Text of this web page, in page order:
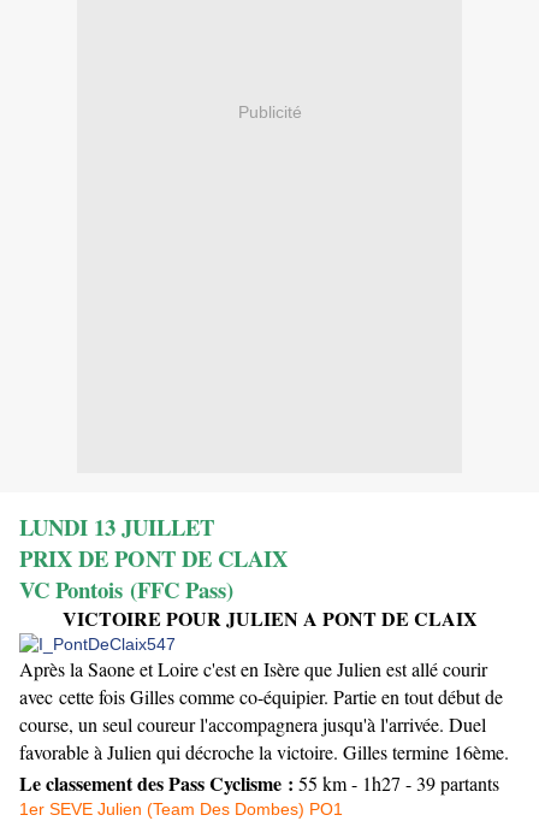
Publicité
LUNDI 13 JUILLET
PRIX DE PONT DE CLAIX
VC Pontois (FFC Pass)
VICTOIRE POUR JULIEN A PONT DE CLAIX
Après la Saone et Loire c'est en Isère que Julien est allé courir
avec cette fois Gilles comme co-équipier. Partie en tout début de
course, un seul coureur l'accompagnera jusqu'à l'arrivée. Duel
favorable à Julien qui décroche la victoire. Gilles termine 16ème.
Le classement des Pass Cyclisme : 55 km - 1h27 - 39 partants
1er SEVE Julien (Team Des Dombes) PO1